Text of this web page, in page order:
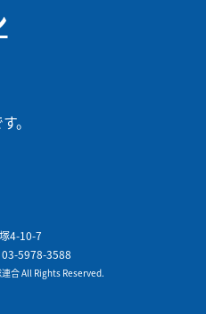
。
4-10-7
5978-3588
合 All Rights Reserved.